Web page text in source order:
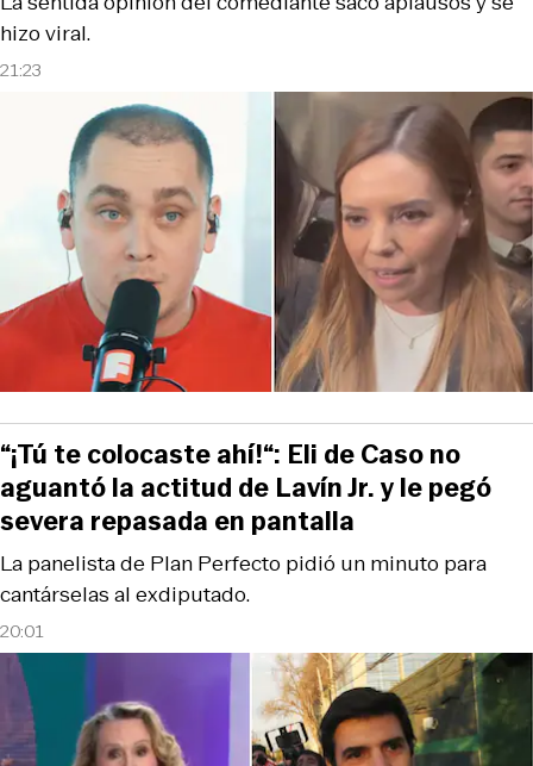
21:23
hizo viral.
20:01
La panelista de Plan Perfecto pidió un minuto para
cantárselas al exdiputado.
“¡Tú te colocaste ahí!“: Eli de Caso no
aguantó la actitud de Lavín Jr. y le pegó
severa repasada en pantalla